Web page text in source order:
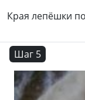
Края лепёшки
Шаг 5